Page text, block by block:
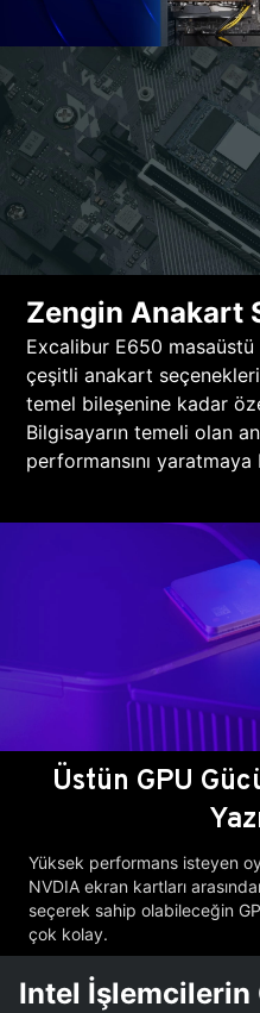
Zengin Anakart
Excalibur E650
çeşitli anakart seçenekleri
temel bileşenine kadar
Bilgisayarın temeli olan
performansını yaratmaya
Üstün GPU
Yüksek performans isteyen
NVDIA ekran kartları
seçerek sahip olabileceğin
çok kolay.
Intel İşlemcilerin